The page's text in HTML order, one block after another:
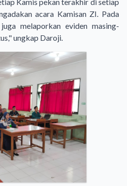
Kamis pekan terakhir di setiap
acara Kamisan ZI. Pada
melaporkan eviden masing-
ungkap Daroji.